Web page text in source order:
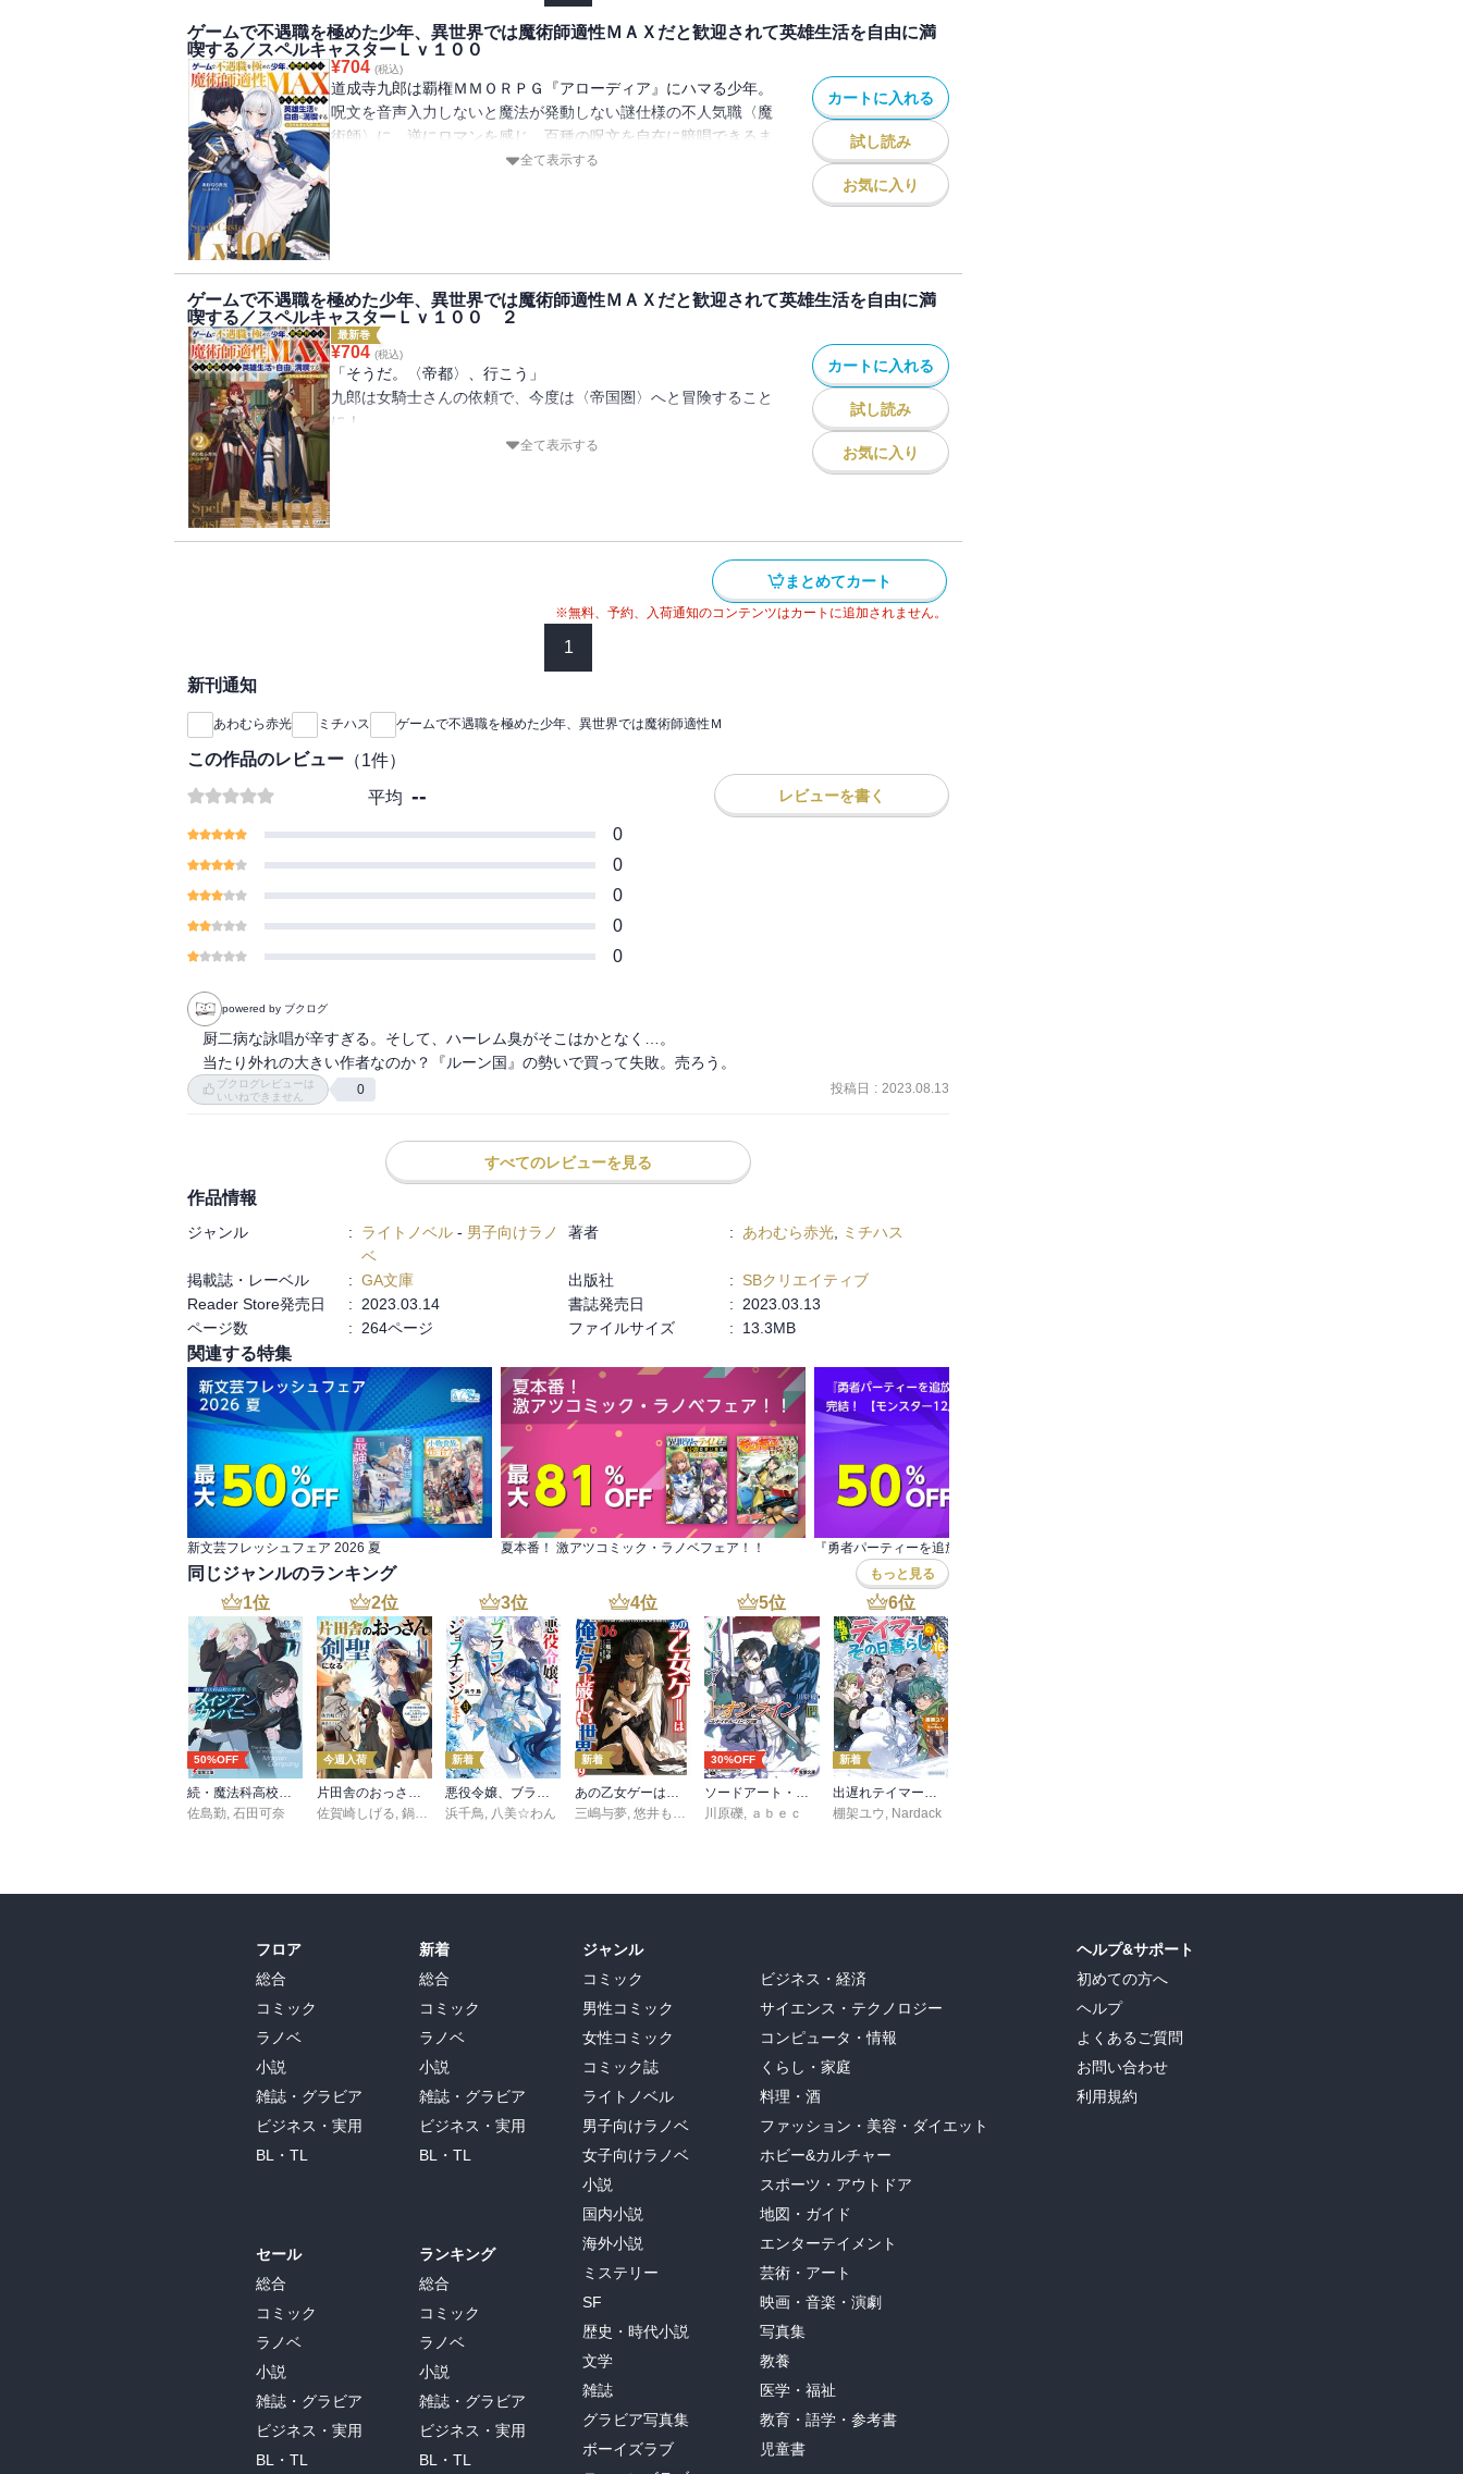
ゲームで不遇職を極めた少年、異世界では魔術師適性ＭＡＸだと歓迎されて英雄生活を自由に満
喫する／スペルキャスターＬｖ１００
¥704 (税込)
道成寺九郎は覇権ＭＭＯＲＰＧ『アローディア』にハマる少年。
呪文を音声入力しないと魔法が発動しない謎仕様の不人気職〈魔
術師〉に、逆にロマンを感じ、百種の呪文を自在に暗唱できるま
でやり込んだトッププレイヤーである。
いのです」
「なにそれカッコイイ！」
あのゲームは『呪文詠唱の達人＜スペルキャスター＞』を選別す
る神の試練だったのだ！！
さぁ、神ゲー以上の体験に満ちた本物の魔法世界へようこそ！
憧れの異世界を自由に満喫する、ＭＭＯＲＰＧライクファンタジ
ー開幕！！
全て表示する
カートに入れる
試し読み
お気に入り
ゲームで不遇職を極めた少年、異世界では魔術師適性ＭＡＸだと歓迎されて英雄生活を自由に満
喫する／スペルキャスターＬｖ１００ ２
最新巻
¥704 (税込)
「そうだ。〈帝都〉、行こう」
九郎は女騎士さんの依頼で、今度は〈帝国圏〉へと冒険すること
に！
〈魔術師〉が不遇職だったゲームでは、ずっとぼっちプレイヤー
ム時代に最も親しんだゆかりの場所。
セイラも連れて気分はまさに長期旅行！？ そして着いた〈帝
「ゲームで調べ尽くしたと思ってたのに、まだこんな発見がある
※電子版は紙書籍版と一部異なる場合がありますので、あらかじ
めご了承ください
全て表示する
カートに入れる
試し読み
お気に入り
まとめてカート
※無料、予約、入荷通知のコンテンツはカートに追加されません。
1
新刊通知
あわむら赤光 ミチハス ゲームで不遇職を極めた少年、異世界では魔術師適性Ｍ
この作品のレビュー （1件）
平均 -- レビューを書く
0
0
0
0
0
powered by ブクログ
厨二病な詠唱が辛すぎる。そして、ハーレム臭がそこはかとなく…。
当たり外れの大きい作者なのか？『ルーン国』の勢いで買って失敗。売ろう。
ブクログレビューは
いいねできません
0 投稿日 : 2023.08.13
すべてのレビューを見る
作品情報
ジャンル : ライトノベル - 男子向けラノ
ベ
著者 : あわむら赤光 ミチハス
掲載誌・レーベル : GA文庫 出版社 :
SBクリエイティブ
Reader Store発売日
: 2023.03.14 書誌発売日 :
2023.03.13
ページ数
: 264ページ ファイルサイズ : 13.3MB
関連する特集
新文芸フレッシュフェア 2026 夏 夏本番！ 激アツコミック・ラノベフェア！！
同じジャンルのランキング もっと見る
1位
50%OFF
続・魔法科高校の劣等生 メイジアン・カンパニー(11)
佐島勤, 石田可奈
2位
今週入荷
片田舎のおっさん、剣聖になる 11 ～ただの田舎の剣術師範だったのに、大成した弟子たちが俺を放ってくれない件～
佐賀崎しげる, 鍋島テツヒロ
3位
新着
悪役令嬢、ブラコンにジョブチェンジします９【電子特典付き】
浜千鳥, 八美☆わん
4位
新着
あの乙女ゲーは俺たちに厳しい世界です 6
三嶋与夢, 悠井もげ 孟達
5位
30%OFF
ソードアート・オンライン29 ユナイタル・リングVIII
川原礫, ａｂｅｃ
6位
新着
出遅れテイマーのその日暮らし 16
棚架ユウ, Nardack
フロア
総合
コミック
ラノベ
小説
雑誌・グラビア
ビジネス・実用
BL・TL
セール
総合
コミック
ラノベ
小説
雑誌・グラビア
ビジネス・実用
BL・TL
新着
総合
コミック
ラノベ
小説
雑誌・グラビア
ビジネス・実用
BL・TL
ランキング
総合
コミック
ラノベ
小説
雑誌・グラビア
ビジネス・実用
BL・TL
ジャンル
コミック
男性コミック
女性コミック
コミック誌
ライトノベル
男子向けラノベ
女子向けラノベ
小説
国内小説
海外小説
ミステリー
SF
歴史・時代小説
文学
雑誌
グラビア写真集
ボーイズラブ
ビジネス・経済
サイエンス・テクノロジー
コンピュータ・情報
くらし・家庭
料理・酒
ファッション・美容・ダイエット
ホビー&カルチャー
スポーツ・アウトドア
地図・ガイド
エンターテイメント
芸術・アート
映画・音楽・演劇
写真集
教養
医学・福祉
教育・語学・参考書
児童書
ヘルプ&サポート
初めての方へ
ヘルプ
よくあるご質問
お問い合わせ
利用規約